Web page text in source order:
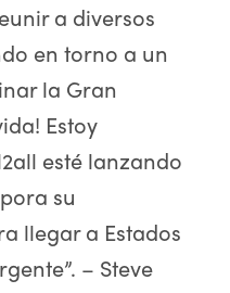
a diversos
en torno a un
la Gran
Estoy
esté lanzando
su
llegar a Estados
– Steve